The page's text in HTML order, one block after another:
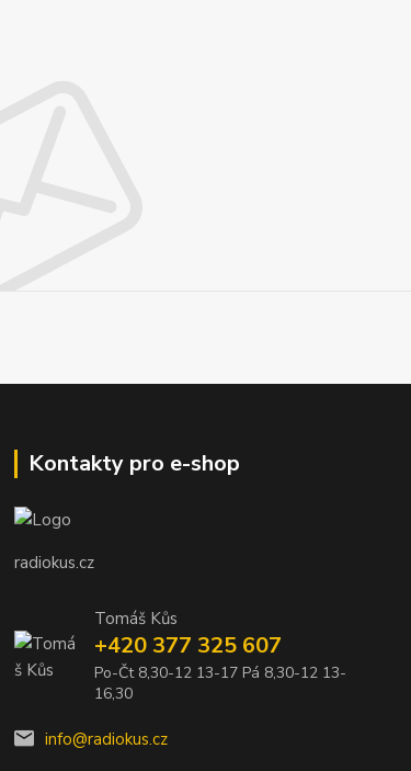
Kontakty pro e-shop
radiokus.cz
Tomáš Kůs
+420 377 325 607
Po-Čt 8,30-12 13-17 Pá 8,30-12 13-
16,30
info@radiokus.cz